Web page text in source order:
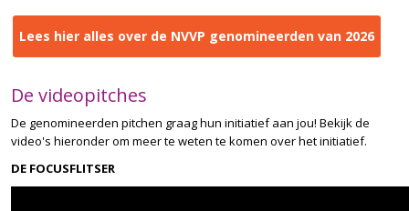
Lees hier alles over de NVVP genomineerden van 2026
De videopitches
De genomineerden pitchen graag hun initiatief aan jou! Bekijk de
video's hieronder om meer te weten te komen over het initiatief.
DE FOCUSFLITSER